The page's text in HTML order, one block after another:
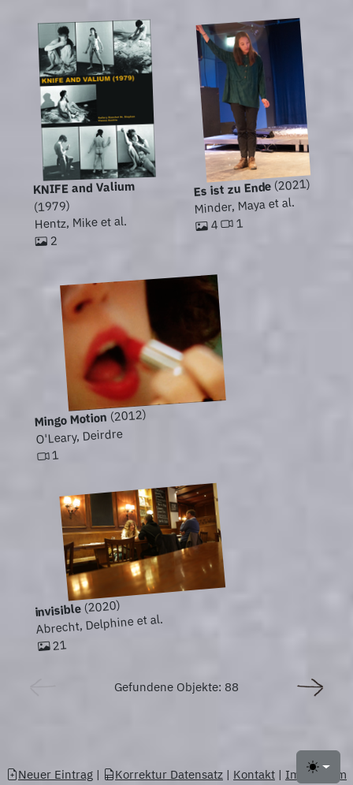
Toggle
KNIFE and Valium
(1979)
Hentz, Mike et al.
2
Es ist zu Ende(2021)
Minder, Maya et al.
4 1
Mingo Motion (2012)
O'Leary, Deirdre
1
invisible(2020)
Abrecht, Delphine et al.
21
Gefundene Objekte: 88
Neuer Eintrag | Korrektur Datensatz | Kontakt | Impressum